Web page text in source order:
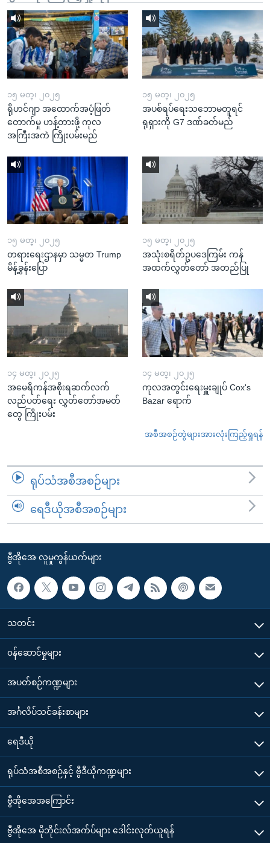
၁၅ မတ္၊ ၂၀၂၅
ရိုဟင်ဂျာ အထောက်အပံ့ဖြတ်
တောက်မှု ဟန့်တားဖို့ ကုလ
အကြီးအကဲ ကြိုးပမ်းမည်
၁၅ မတ္၊ ၂၀၂၅
အပစ်ရပ်ရေးသဘောမတူရင်
ရုရှားကို G7 ဒဏ်ခတ်မည်
၁၅ မတ္၊ ၂၀၂၅
တရားရေးဌာနမှာ သမ္မတ Trump
မိန့်ခွန်းပြော
၁၅ မတ္၊ ၂၀၂၅
အသုံးစရိတ်ဥပဒေကြမ်း ကန်
အထက်လွှတ်တော် အတည်ပြု
၁၄ မတ္၊ ၂၀၂၅
အမေရိကန်အစိုးရဆက်လက်
လည်ပတ်ရေး လွှတ်တော်အမတ်
တွေ ကြိုးပမ်း
၁၄ မတ္၊ ၂၀၂၅
ကုလအတွင်းရေးမှူးချုပ် Cox's
Bazar ရောက်
အစီအစဉ်တွဲများအားလုံးကြည့်ရှုရန်
ရုပ်သံအစီအစဉ်များ
ရေဒီယိုအစီအစဉ်များ
ဗွီအိုအေ လူမှုကွန်ယက်များ
သတင်း
၀န်ဆောင်မှုများ
အပတ်စဉ်ကဏ္ဍများ
အင်္ဂလိပ်သင်ခန်းစာများ
ရေဒီယို
ရုပ်သံအစီအစဉ်နှင့် ဗွီဒီယိုကဏ္ဍများ
ဗွီအိုအေအကြောင်း
ဗွီအိုအေ မိုဘိုင်းလ်အက်ပ်များ ဒေါင်းလုတ်ယူရန်